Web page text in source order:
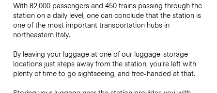
With 82,000 passengers and 450 trains passing through the
station on a daily level, one can conclude that the station is
one of the most important transportation hubs in
northeastern Italy.
By leaving your luggage at one of our luggage-storage
locations just steps away from the station, you’re left with
plenty of time to go sightseeing, and free-handed at that.